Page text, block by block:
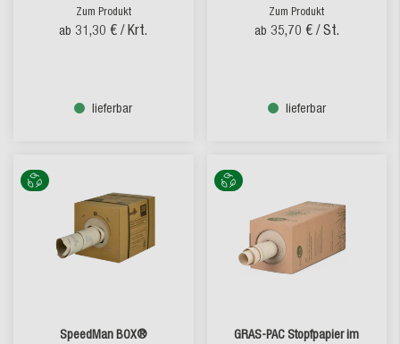
Zum Produkt
ab 31,30 € / Krt.
lieferbar
Zum Produkt
ab 35,70 € / St.
lieferbar
SpeedMan BOX®
GRAS-PAC Stopfpapier im